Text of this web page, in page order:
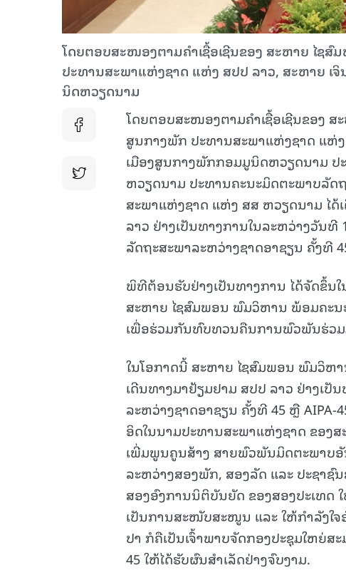
ໂດຍຕອບສະໜອງຕາມຄໍາເຊື້ອເຊີນຂອງ ສະຫາຍ ໄຊ
ປະທານສະພາແຫ່ງຊາດ ແຫ່ງ ສ​ປ​ປ ລາວ, ສະຫາຍ
ນິດ​ຫວຽດ​ນາມ
ໂດຍຕອບສະໜອງຕາມຄໍາເຊື້ອເຊີນຂອງ
ສູນກາງພັກ ປະທານສະພາແຫ່ງຊາດ ແຫ່
ເມືອງສູນກາງພັກກອມມູນິດຫວຽດນາມ
ຫວຽດນາມ ປະທານຄະນະມິດຕະພາບລັ
ສະພາແຫ່ງຊາດ ແຫ່ງ ສສ ຫວຽດນາມ ໄດ້
ລາວ ຢ່າງເປັນທາງການໃນລະຫວ່າງວັນທີ
ລັດຖະສະພາລະຫວ່າງຊາດອາຊຽນ ຄັ້ງທີ
ພິທີຕ້ອນຮັບຢ່າງເປັນທາງການ ໄດ້ຈັດຂຶ້ນ
ສະຫາຍ ໄຊສົມພອນ ພົມວິຫານ ພ້ອມຄະ
ເພື່ອຮ່ວມກັນທົບທວນຄືນການພົວພັນຮ່ວ
ໃນໂອກາດນີ້ ສະຫາຍ ໄຊສົມພອນ ພົມວິຫ
ເດີນທາງມາຢ້ຽມຢາມ ສປປ ລາວ ຢ່າງເປັ
ລະຫວ່າງຊາດອາຊຽນ ຄັ້ງທີ 45 ຫຼື AIPA-
ອິດໃນນາມປະທານສະພາແຫ່ງຊາດ ຂອງ
ເພີ່ມພູນຄູນສ້າງ ສາຍພົວພັນມິດຕະພາບອັ
ລະຫວ່າງສອງພັກ, ສອງລັດ ແລະ ປະຊາຊົ
ສອງອົງການນິຕິບັນຍັດ ຂອງສອງປະເທດ
ເປັນການສະໜັບສະໜູນ ແລະ ໃຫ້ກໍາລັງໃຈ
ປາ ກໍຄືເປັນເຈົ້າພາບຈັດກອງປະຊຸມໃຫຍ່ສ
45 ໃຫ້ໄດ້ຮັບຜົນສໍາເລັດຢ່າງຈົບງາມ.